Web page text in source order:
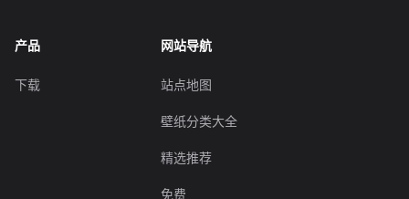
产品
下载
网站导航
站点地图
壁纸分类大全
精选推荐
免费